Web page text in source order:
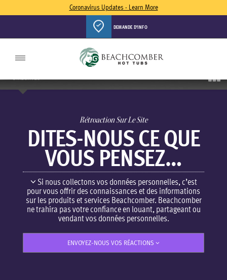
Coronavirus Updates - Learn More
DEMANDE D'INFO
Toggle
DIRECTIVES
Rétroaction Sur Le Site
DITES-NOUS CE QUE
VOUS PENSEZ…
Si nous collectons vos données personnelles, c’est
pour vous offrir des connaissances et des informations
sur les produits et services Beachcomber. Beachcomber
ne trahira pas votre confiance en louant, partageant ou
vendant vos données personnelles.
ENVOYEZ-NOUS VOS RÉACTIONS